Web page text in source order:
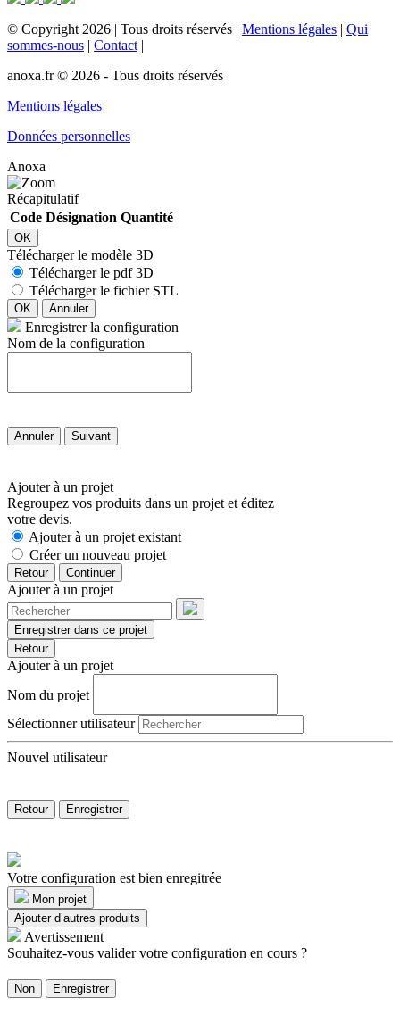
© Copyright 2026 | Tous droits réservés | Mentions légales | Qui
sommes-nous | Contact |
anoxa.fr © 2026 - Tous droits réservés
Mentions légales
Données personnelles
Anoxa
Récapitulatif
Code Désignation Quantité
OK
Télécharger le modèle 3D
Télécharger le pdf 3D
Télécharger le fichier STL
OK Annuler
Enregistrer la configuration
Nom de la configuration
Annuler Suivant
Ajouter à un projet
Regroupez vos produits dans un projet et éditez
votre devis.
Ajouter à un projet existant
Créer un nouveau projet
Retour Continuer
Ajouter à un projet
Enregistrer dans ce projet
Retour
Ajouter à un projet
Nom du projet
Sélectionner utilisateur
Nouvel utilisateur
Retour Enregistrer
Votre configuration est bien enregitrée
Mon projet
Ajouter d’autres produits
Avertissement
Souhaitez-vous valider votre configuration en cours ?
Non Enregistrer